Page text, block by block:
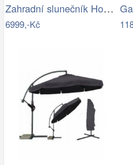
Zahradní slunečník Houseland Vexon s…
6999,-Kč